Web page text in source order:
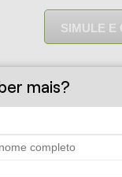
SIMULE E
está
com suas
mais?